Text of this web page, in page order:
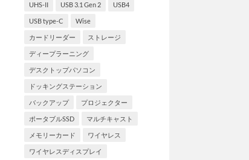
UHS-II USB 3.1 Gen 2 USB4
USB type-C Wise
カードリーダー ストレージ
ディープラーニング
デスクトップパソコン
ドッキングステーション
バックアップ プロジェクター
ポータブルSSD マルチキャスト
メモリーカード ワイヤレス
ワイヤレスディスプレイ